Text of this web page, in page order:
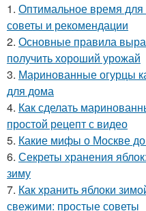
1. Оптимальное время для
советы и рекомендации
2. Основные правила
получить хороший урожай
3. Маринованные огурцы
для дома
4. Как сделать
простой рецепт с видео
5. Какие мифы о Москве
6. Секреты хранения
зиму
7. Как хранить яблоки
свежими: простые советы